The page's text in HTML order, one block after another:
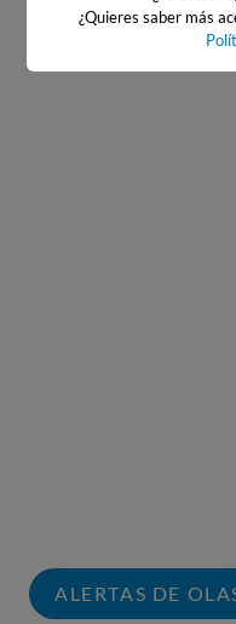
ALERTAS DE
¿Quieres saber más